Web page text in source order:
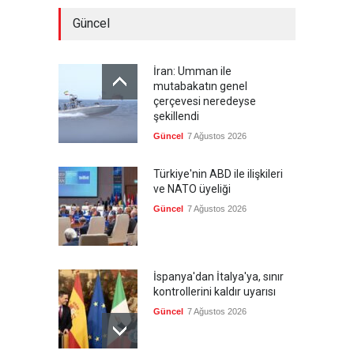
Güncel
İran: Umman ile
mutabakatın genel
çerçevesi neredeyse
şekillendi
Güncel 7 Ağustos 2026
Türkiye'nin ABD ile ilişkileri
ve NATO üyeliği
Güncel 7 Ağustos 2026
İspanya'dan İtalya'ya, sınır
kontrollerini kaldır uyarısı
Güncel 7 Ağustos 2026